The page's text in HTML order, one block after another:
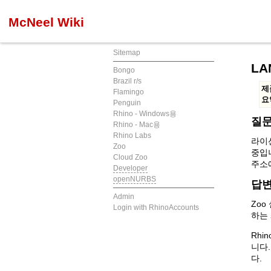
McNeel Wiki
Sitemap
Bongo
Brazil r/s
Flamingo
Penguin
Rhino - Windows용
Rhino - Mac용
Rhino Labs
Zoo
Cloud Zoo
Developer
openNURBS
Admin
Login with RhinoAccounts
제
요
질
라이
중입
주소
답변
Zoo
하는
니다
다.